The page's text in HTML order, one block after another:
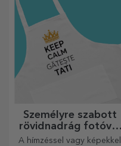
Személyre szabott
rövidnadrág fotóval
vagy hímzéssel
A hímzéssel vagy képekkel